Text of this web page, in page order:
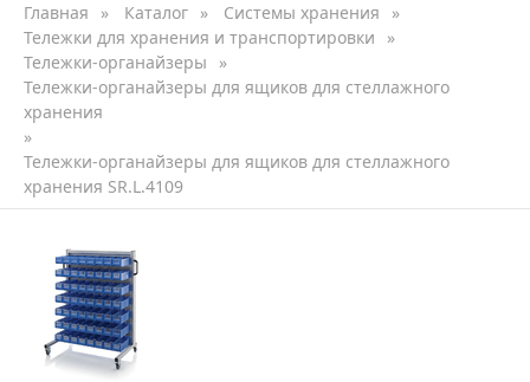
Главная » Каталог » Системы хранения
»
Тележки для хранения и транспортировки
»
Тележки-органайзеры
»
Тележки-органайзеры для ящиков для стеллажного
хранения
»
Тележки-органайзеры для ящиков для стеллажного
хранения SR.L.4109